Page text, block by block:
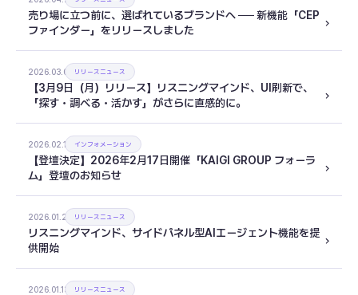
売り場に立つ前に、選ばれているブランドへ ── 新機能「CEP
ファインダー」をリリースしました
2026.03.05 リリースニュース
【3月9日（月）リリース】リスニングマインド、UI刷新で、
「探す・調べる・活かす」がさらに直感的に。
2026.02.10 インフォメーション
【登壇決定】2026年2月17日開催「KAIGI GROUP フォーラ
ム」登壇のお知らせ
2026.01.27 リリースニュース
リスニングマインド、サイドパネル型AIエージェント機能を提
供開始
2026.01.13 リリースニュース